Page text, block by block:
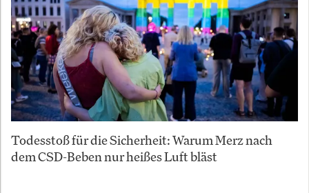
Todesstoß für die Sicherheit: Warum Merz nach
dem CSD-Beben nur heißes Luft bläst